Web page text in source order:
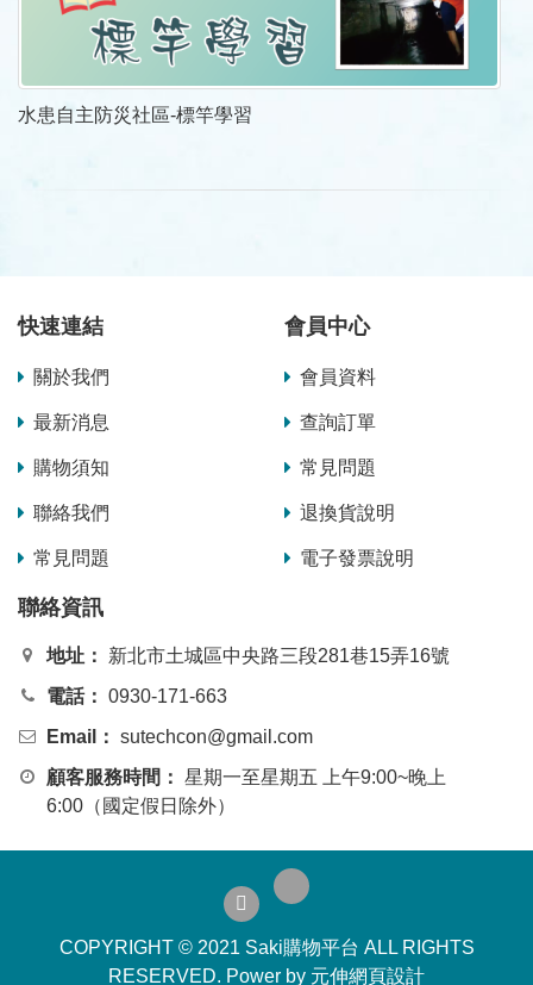
水患自主防災社區-標竿學習
快速連結
關於我們
最新消息
購物須知
聯絡我們
常見問題
會員中心
會員資料
查詢訂單
常見問題
退換貨說明
電子發票說明
聯絡資訊
地址：
新北市土城區中央路三段281巷15弄16號
電話： 0930-171-663
Email： sutechcon@gmail.com
顧客服務時間： 星期一至星期五 上午9:00~晚上
6:00（國定假日除外）
COPYRIGHT © 2021 Saki購物平台 ALL RIGHTS
RESERVED. Power by 元伸網頁設計